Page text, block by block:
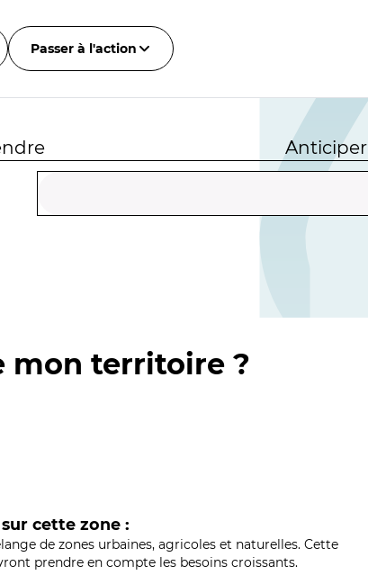
Passer à l'action
Anticiper
mon territoire ?
cette zone :
de zones urbaines, agricoles et naturelles. Cette
prendre en compte les besoins croissants.